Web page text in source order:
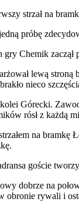
strzał na
próbę
gry Chemik
lewą
nieco
Górecki.
rósł z każdą
na bramkę
goście
dobrze na
obronie rywali i